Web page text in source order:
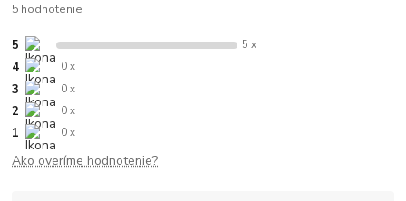
5 hodnotenie
5 5 x
4 0 x
3 0 x
2 0 x
1 0 x
Ako overíme hodnotenie?